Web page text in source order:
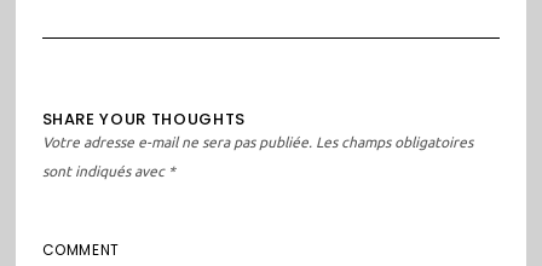
SHARE YOUR THOUGHTS
Votre adresse e-mail ne sera pas publiée. Les champs obligatoires
sont indiqués avec *
COMMENT